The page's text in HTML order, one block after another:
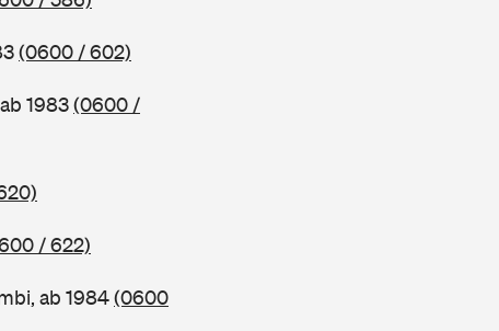
(0600 / 602)
1983(0600 /
/ 622)
ab 1984(0600